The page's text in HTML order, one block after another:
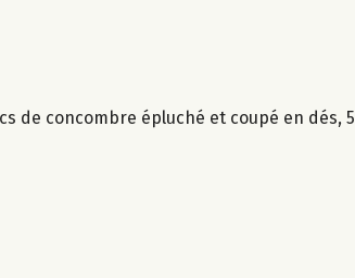
de concombre épluché et coupé en dés,